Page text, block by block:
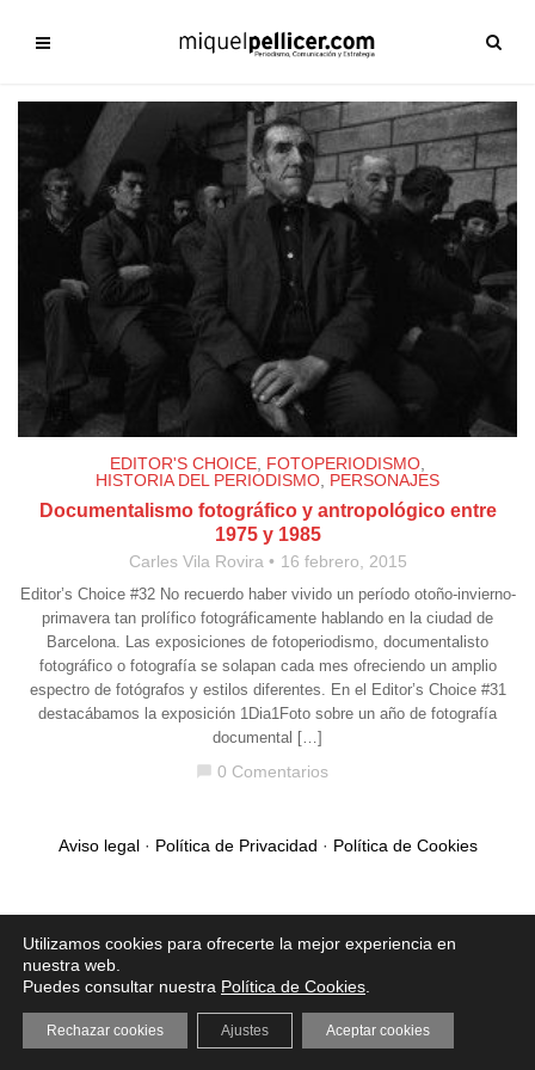
EDITOR'S CHOICE, FOTOPERIODISMO,
HISTORIA DEL PERIODISMO, PERSONAJES
Documentalismo fotográfico y antropológico entre
1975 y 1985
Carles Vila Rovira 16 febrero, 2015
Editor’s Choice #32 No recuerdo haber vivido un período otoño-invierno-
primavera tan prolífico fotográficamente hablando en la ciudad de
Barcelona. Las exposiciones de fotoperiodismo, documentalisto
fotográfico o fotografía se solapan cada mes ofreciendo un amplio
espectro de fotógrafos y estilos diferentes. En el Editor’s Choice #31
destacábamos la exposición 1Dia1Foto sobre un año de fotografía
documental […]
chat_bubble 0 Comentarios
Aviso legal· Política de Privacidad · Política de Cookies
Utilizamos cookies para ofrecerte la mejor experiencia en
nuestra web.
Puedes consultar nuestra Política de Cookies
Aceptar cookies
Rechazar cookies Ajustes